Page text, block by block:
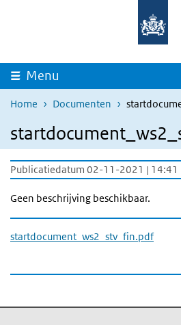
Overslaan en naar de inhoud gaan
Menu
Home Documenten
Publicatiedatum 02-11-2021 | 14:41
Geen beschrijving beschikbaar.
startdocument_ws2_stv_fin.pdf